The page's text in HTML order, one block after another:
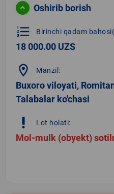
Oshirib borish
format_list_numbered Birinchi qadam
18 000.00 UZS
location_on Manzil:
Buxoro viloyati,
Talabalar ko'chasi
priority_high Lot holati:
Mol-mulk (obyekt)